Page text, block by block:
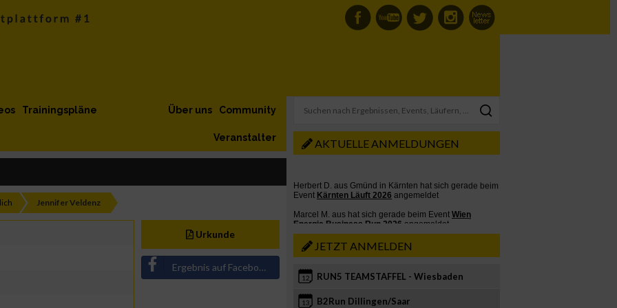
Trainingspläne Community
Über uns
Veranstalter
Jennifer Veldenz
Urkunde
Ergebnis auf Facebook teilen
AKTUELLE ANMELDUNGEN
JETZT ANMELDEN
12 RUN5 TEAMSTAFFEL - Wiesbaden
13 B2Run Dillingen/Saar